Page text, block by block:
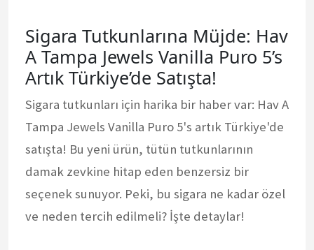
Sigara Tutkunlarına Müjde: Hav
A Tampa Jewels Vanilla Puro 5’s
Artık Türkiye’de Satışta!
Sigara tutkunları için harika bir haber var: Hav A
Tampa Jewels Vanilla Puro 5's artık Türkiye'de
satışta! Bu yeni ürün, tütün tutkunlarının
damak zevkine hitap eden benzersiz bir
seçenek sunuyor. Peki, bu sigara ne kadar özel
ve neden tercih edilmeli? İşte detaylar!